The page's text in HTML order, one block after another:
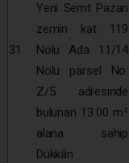
31
Yeni Semt Pazarı
zemin kat 119
Nolu Ada 11/14
Nolu parsel No:
Z/5 adresinde
bulunan 13.00 m²
alana sahip
Dükkân